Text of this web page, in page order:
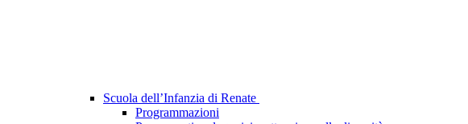
Scuola dell’Infanzia di Renate
Programmazioni